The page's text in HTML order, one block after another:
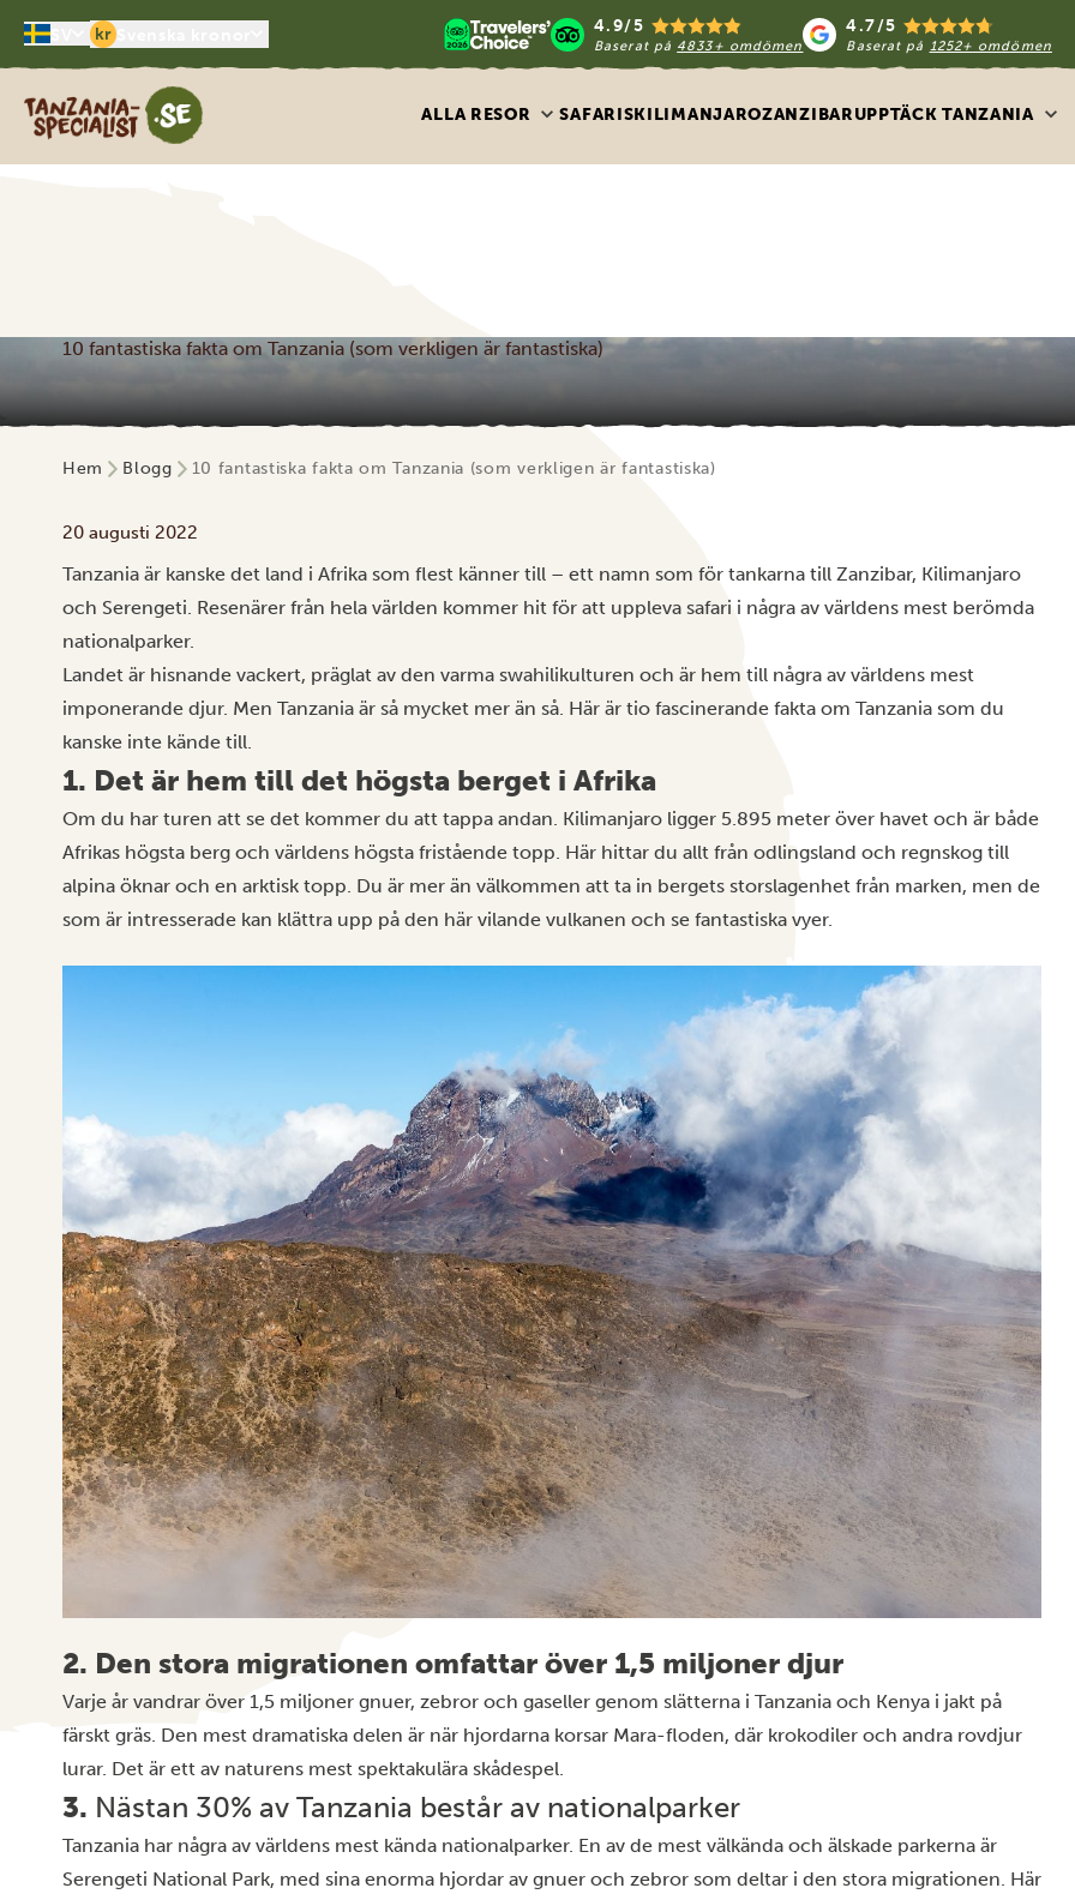
kr 4.9/5
Baserat på 4833+ omdömen
4.7/5
Baserat på 1252+ omdömen
Tanzania Specialist
ALLA RESOR SAFARISKILIMANJAROZANZIBARUPPTÄCK TANZANIA
10 fantastiska fakta om Tanzania (som verkligen är fantastiska)
Hem Blogg 10 fantastiska fakta om Tanzania (som verkligen är fantastiska)
20 augusti 2022
Tanzania är kanske det land i Afrika som flest känner till – ett namn som för tankarna till Zanzibar, Kilimanjaro
och Serengeti. Resenärer från hela världen kommer hit för att uppleva safari i några av världens mest berömda
nationalparker.
Landet är hisnande vackert, präglat av den varma swahilikulturen och är hem till några av världens mest
imponerande djur. Men Tanzania är så mycket mer än så. Här är tio fascinerande fakta om Tanzania som du
kanske inte kände till.
1. Det är hem till det högsta berget i Afrika
Om du har turen att se det kommer du att tappa andan. Kilimanjaro ligger 5.895 meter över havet och är både
Afrikas högsta berg och världens högsta fristående topp. Här hittar du allt från odlingsland och regnskog till
alpina öknar och en arktisk topp. Du är mer än välkommen att ta in bergets storslagenhet från marken, men de
som är intresserade kan klättra upp på den här vilande vulkanen och se fantastiska vyer.
2. Den stora migrationen omfattar över 1,5 miljoner djur
Varje år vandrar över 1,5 miljoner gnuer, zebror och gaseller genom slätterna i Tanzania och Kenya i jakt på
färskt gräs. Den mest dramatiska delen är när hjordarna korsar Mara-floden, där krokodiler och andra rovdjur
lurar. Det är ett av naturens mest spektakulära skådespel.
3. Nästan 30% av Tanzania består av nationalparker
Tanzania har några av världens mest kända nationalparker. En av de mest välkända och älskade parkerna är
Serengeti National Park, med sina enorma hjordar av gnuer och zebror som deltar i den stora migrationen. Här